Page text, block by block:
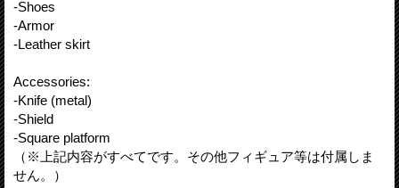
-Shoes
-Armor
-Leather skirt
Accessories:
-Knife (metal)
-Shield
-Square platform
（※上記内容がすべてです。その他フィギュア等は付属しま
せん。）